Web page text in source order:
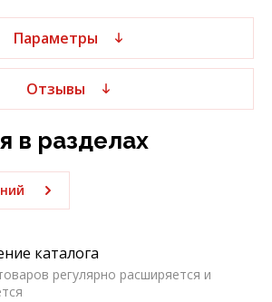
Параметры
Отзывы
в разделах
каталога
регулярно расширяется и